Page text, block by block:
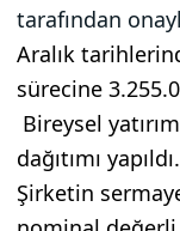
tarafından
Aralık
sürecine
Bireysel
dağıtımı yapıldı.
Şirketin